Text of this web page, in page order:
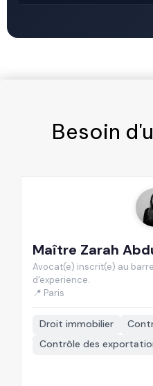
Besoin
Maître Zarah
Avocat(e) inscrit(e) au
d'experience.
📍 Paris
Droit immobilier
Contrôle des